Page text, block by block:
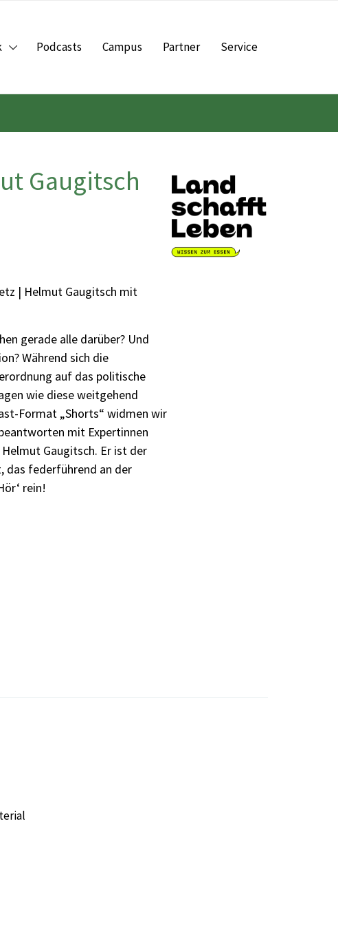
Podcasts Campus Partner Service
Gaugitsch
| Helmut Gaugitsch mit
gerade alle darüber? Und
Während sich die
auf das politische
wie diese weitgehend
Format „Shorts“ widmen wir
mit Expertinnen
Gaugitsch. Er ist der
das federführend an der
rein!